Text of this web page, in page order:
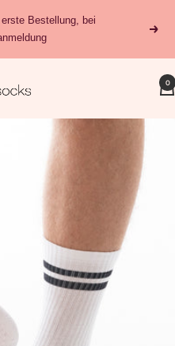
Bestellung, bei
0